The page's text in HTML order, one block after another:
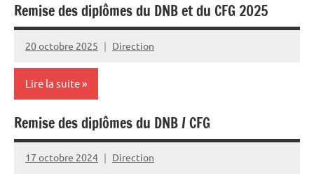
Remise des diplômes du DNB et du CFG 2025
20 octobre 2025 Direction
Lire la suite
Actualités
Remise des diplômes du DNB / CFG
17 octobre 2024 Direction